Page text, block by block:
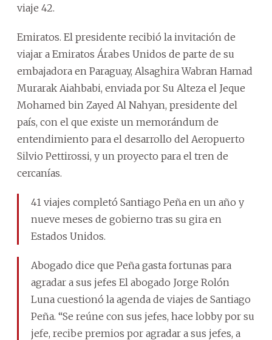
viaje 42.
Emiratos. El presidente recibió la invitación de
viajar a Emiratos Árabes Unidos de parte de su
embajadora en Paraguay, Alsaghira Wabran Hamad
Murarak Aiahbabi, enviada por Su Alteza el Jeque
Mohamed bin Zayed Al Nahyan, presidente del
país, con el que existe un memorándum de
entendimiento para el desarrollo del Aeropuerto
Silvio Pettirossi, y un proyecto para el tren de
cercanías.
41 viajes completó Santiago Peña en un año y
nueve meses de gobierno tras su gira en
Estados Unidos.
Abogado dice que Peña gasta fortunas para
agradar a sus jefes El abogado Jorge Rolón
Luna cuestionó la agenda de viajes de Santiago
Peña. “Se reúne con sus jefes, hace lobby por su
jefe, recibe premios por agradar a sus jefes, a